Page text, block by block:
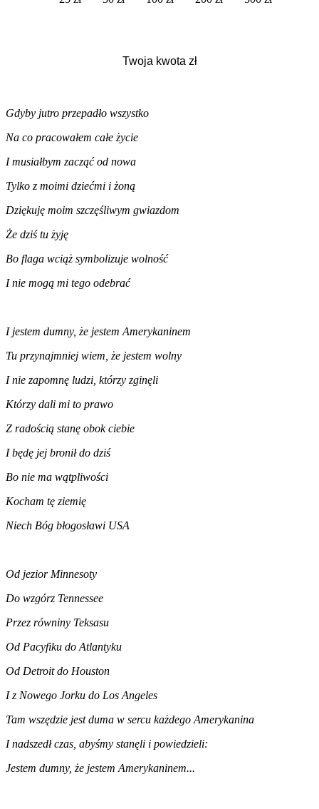
Gdyby jutro przepadło wszystko
Na co pracowałem całe życie
I musiałbym zacząć od nowa
Tylko z moimi dziećmi i żoną
Dziękuję moim szczęśliwym gwiazdom
Że dziś tu żyję
Bo flaga wciąż symbolizuje wolność
I nie mogą mi tego odebrać
I jestem dumny, że jestem Amerykaninem
Tu przynajmniej wiem, że jestem wolny
I nie zapomnę ludzi, którzy zginęli
Którzy dali mi to prawo
Z radością stanę obok ciebie
I będę jej bronił do dziś
Bo nie ma wątpliwości
Kocham tę ziemię
Niech Bóg błogosławi USA
Od jezior Minnesoty
Do wzgórz Tennessee
Przez równiny Teksasu
Od Pacyfiku do Atlantyku
Od Detroit do Houston
I z Nowego Jorku do Los Angeles
Tam wszędzie jest duma w sercu każdego Amerykanina
I nadszedł czas, abyśmy stanęli i powiedzieli:
Jestem dumny, że jestem Amerykaninem...